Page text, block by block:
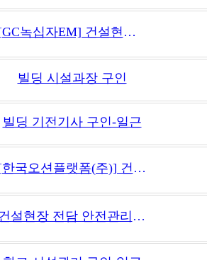
[GC녹십자EM] 건설현장 전담 안전관리자 (정규직/계약직)
빌딩 시설과장 구인
빌딩 기전기사 구인-일근
[한국오션플랫폼(주)] 건설현장 안전관리자 채용(경력)
건설현장 전담 안전관리자 모집합니다.